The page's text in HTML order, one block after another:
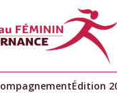
Édition